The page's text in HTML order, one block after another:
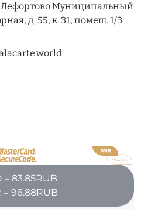
Лефортово Муниципальный
д. 55, к. 31, помещ. 1/3
= 83.85RUB
= 96.88RUB